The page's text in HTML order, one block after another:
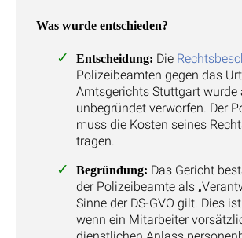
Was wurde entschieden?
Entscheidung: Die
Polizeibeamten gegen das
Amtsgerichts Stuttgart wurde
unbegründet verworfen. Der
muss die Kosten seines
tragen.
Begründung: Das Gericht
der Polizeibeamte als
Sinne der DS-GVO gilt. Dies
wenn ein Mitarbeiter